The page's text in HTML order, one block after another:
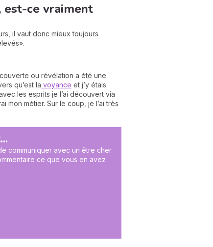
est-ce vraiment
il vaut donc mieux toujours
ou révélation a été une
qu’est la voyance et j’y étais
les esprits je l’ai découvert via
mon métier. Sur le coup, je l’ai très
communiquer avec un être cher
ce que vous en avez